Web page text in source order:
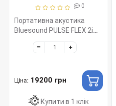
0
Портативна акустика
Bluesound PULSE FLEX 2i
Ціна: 19200 грн
Купити в 1 клік